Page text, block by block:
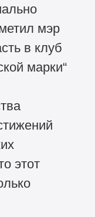
мэр
в клуб
марки“
этот